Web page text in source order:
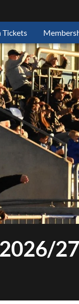
Tickets
27